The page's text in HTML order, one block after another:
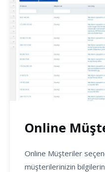
Online
Online Müşteriler
müşterilerinizin